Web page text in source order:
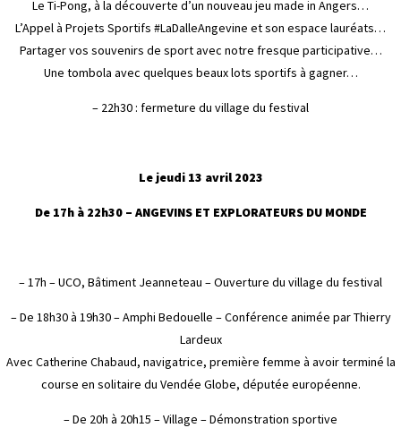
Le Ti-Pong, à la découverte d’un nouveau jeu made in Angers…
L’Appel à Projets Sportifs #LaDalleAngevine et son espace lauréats…
Partager vos souvenirs de sport avec notre fresque participative…
Une tombola avec quelques beaux lots sportifs à gagner…
– 22h30 : fermeture du village du festival
Le jeudi 13 avril 2023
De 17h à 22h30 – ANGEVINS ET EXPLORATEURS DU MONDE
– 17h – UCO, Bâtiment Jeanneteau – Ouverture du village du festival
– De 18h30 à 19h30 – Amphi Bedouelle – Conférence animée par Thierry
Lardeux
Avec Catherine Chabaud, navigatrice, première femme à avoir terminé la
course en solitaire du Vendée Globe, députée européenne.
– De 20h à 20h15 – Village – Démonstration sportive